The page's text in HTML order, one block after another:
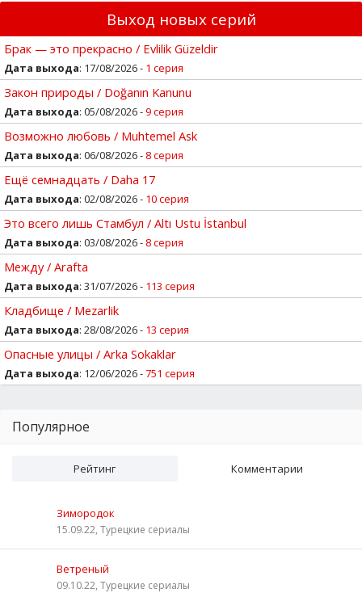
Выход новых серий
Брак — это прекрасно / Evlilik Güzeldir
Дата выхода: 17/08/2026 - 1 серия
Закон природы / Doğanın Kanunu
Дата выхода: 05/08/2026 -9 серия
Возможно любовь / Muhtemel Ask
Дата выхода: 06/08/2026 - 8 серия
Ещё семнадцать / Daha 17
Дата выхода: 02/08/2026 - 10 серия
Это всего лишь Стамбул / Altı Ustu İstanbul
Дата выхода: 03/08/2026 - 8 серия
Между / Arafta
Дата выхода: 31/07/2026 - 113 серия
Кладбище / Mezarlik
Дата выхода: 28/08/2026 - 13 серия
Опасные улицы / Arka Sokaklar
Дата выхода: 12/06/2026 -751 серия
Популярное
Рейтинг Комментарии
Зимородок
15.09.22, Турецкие сериалы
Ветреный
09.10.22, Турецкие сериалы